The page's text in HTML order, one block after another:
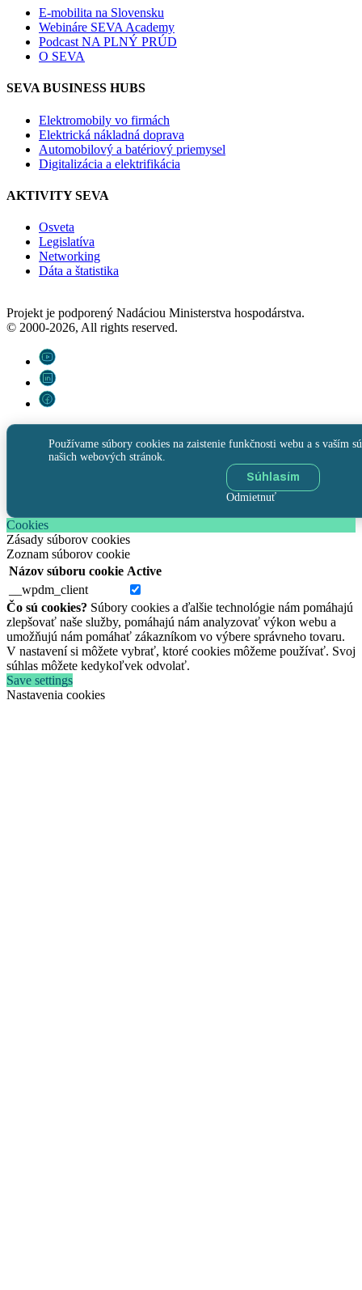
E-mobilita na Slovensku
Webináre SEVA Academy
Podcast NA PLNÝ PRÚD
O SEVA
SEVA BUSINESS HUBS
Elektromobily vo firmách
Elektrická nákladná doprava
Automobilový a batériový priemysel
Digitalizácia a elektrifikácia
AKTIVITY SEVA
Osveta
Legislatíva
Networking
Dáta a štatistika
Projekt je podporený Nadáciou Ministerstva hospodárstva.
© 2000-2026, All rights reserved.
Používame súbory cookies na zaistenie funkčnosti webu a s vaším
našich webových stránok.
Súhlasím
Odmietnuť
Cookies
Zásady súborov cookies
Zoznam súborov cookie
Názov súboru cookie Active
__wpdm_client
Čo sú cookies? Súbory cookies a ďalšie technológie nám pomáhajú
zlepšovať naše služby, pomáhajú nám analyzovať výkon webu a
umožňujú nám pomáhať zákazníkom vo výbere správneho tovaru.
V nastavení si môžete vybrať, ktoré cookies môžeme používať. Svoj
súhlas môžete kedykoľvek odvolať.
Save settings
Nastavenia cookies